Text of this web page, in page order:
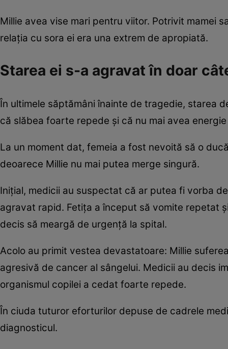
Millie avea vise mari pentru viitor. Potrivit mamei
relația cu sora ei era una extrem de apropiată.
Starea ei s-a agravat în doar
În ultimele săptămâni înainte de tragedie, starea
că slăbea foarte repede și că nu mai avea
La un moment dat, femeia a fost nevoită să o
deoarece Millie nu mai putea merge singură.
Inițial, medicii au suspectat că ar putea fi vorba
agravat rapid. Fetița a început să vomite repetat
decis să meargă de urgență la spital.
Acolo au primit vestea devastatoare: Millie
agresivă de cancer al sângelui. Medicii au decis
organismul copilei a cedat foarte repede.
În ciuda tuturor eforturilor depuse de cadrele
diagnosticul.